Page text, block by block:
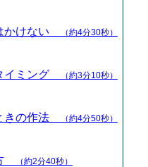
かけない （約4分30秒）
イミング （約3分10秒）
きの作法 （約4分50秒）
（約2分40秒）